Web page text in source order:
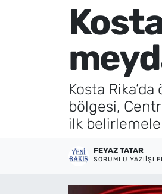
Kosta
bölgesi,
ilk
FEYAZ TATAR
SORUMLU